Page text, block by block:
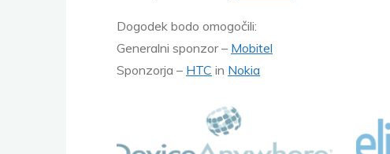
Dogodek bodo omogočili:
Generalni sponzor – Mobitel
Sponzorja – HTC in Nokia